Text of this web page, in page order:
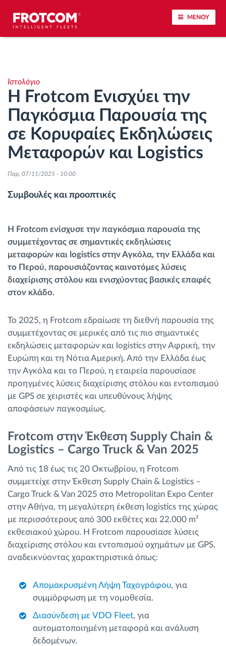
ΜΕΝΟΥ
Ανάλυση οδηγικής συμπεριφοράς
Παρακολούθηση του χρόνου οδήγησης
Διαχείριση εργατικού δυναμικού
Διαχείριση καυσίμου
Σχεδιασμός και παρακολούθηση διαδρομής
Αυτόματη αναγνώριση οδηγού
Ανακαλύψτε όλα τα χαρακτηριστικά
Πώς να λύσουμε τις ανάγκες των
δραστηριοτήτων του στόλου
Υπολογιστής εξοικονόμησης
Ιστολόγιο
Η Frotcom Ενισχύει την
Παγκόσμια Παρουσία της
σε Κορυφαίες Εκδηλώσεις
Μεταφορών και Logistics
Παρ, 07/11/2025 - 10:00
Συμβουλές και προοπτικές
Η Frotcom ενίσχυσε την παγκόσμια παρουσία της
συμμετέχοντας σε σημαντικές εκδηλώσεις
μεταφορών και logistics στην Αγκόλα, την Ελλάδα και
το Περού, παρουσιάζοντας καινοτόμες λύσεις
διαχείρισης στόλου και ενισχύοντας βασικές επαφές
στον κλάδο.
Το 2025, η Frotcom εδραίωσε τη διεθνή παρουσία της
συμμετέχοντας σε μερικές από τις πιο σημαντικές
εκδηλώσεις μεταφορών και logistics στην Αφρική, την
Ευρώπη και τη Νότια Αμερική. Από την Ελλάδα έως
την Αγκόλα και το Περού, η εταιρεία παρουσίασε
προηγμένες λύσεις διαχείρισης στόλου και εντοπισμού
με GPS σε χειριστές και υπευθύνους λήψης
αποφάσεων παγκοσμίως.
Frotcom στην Έκθεση Supply Chain &
Logistics – Cargo Truck & Van 2025
Από τις 18 έως τις 20 Οκτωβρίου, η Frotcom
συμμετείχε στην Έκθεση Supply Chain & Logistics –
Cargo Truck & Van 2025 στο Metropolitan Expo Center
στην Αθήνα, τη μεγαλύτερη έκθεση logistics της χώρας
με περισσότερους από 300 εκθέτες και 22.000 m²
εκθεσιακού χώρου. Η Frotcom παρουσίασε λύσεις
διαχείρισης στόλου και εντοπισμού οχημάτων με GPS,
αναδεικνύοντας χαρακτηριστικά όπως:
Απομακρυσμένη Λήψη Ταχογράφου, για
συμμόρφωση με τη νομοθεσία.
Διασύνδεση με VDO Fleet, για
αυτοματοποιημένη μεταφορά και ανάλυση
δεδομένων.